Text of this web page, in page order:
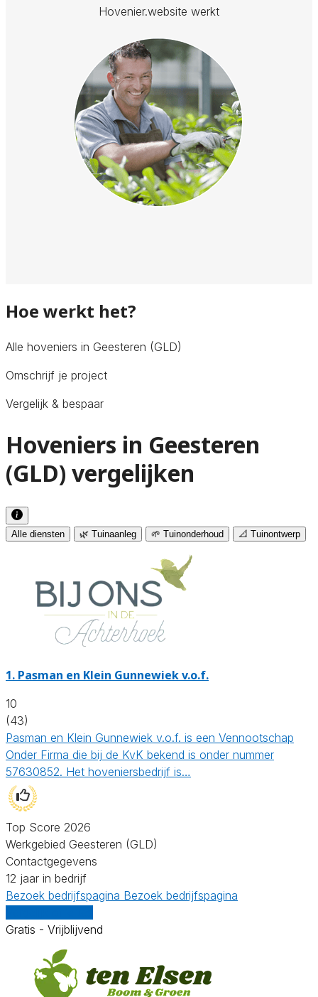
Hovenier.website werkt
Hoe werkt het?
Alle hoveniers in Geesteren (GLD)
Omschrijf je project
Vergelijk & bespaar
Hoveniers in Geesteren
(GLD) vergelijken
Alle diensten 🌿 Tuinaanleg 🌱 Tuinonderhoud 📐 Tuinontwerp
1. Pasman en Klein Gunnewiek v.o.f.
10
(43)
Pasman en Klein Gunnewiek v.o.f. is een Vennootschap
Onder Firma die bij de KvK bekend is onder nummer
57630852. Het hoveniersbedrijf is…
Top Score 2026
Werkgebied Geesteren (GLD)
Contactgegevens
12 jaar in bedrijf
Bezoek bedrijfspagina Bezoek bedrijfspagina
Gratis - Vrijblijvend